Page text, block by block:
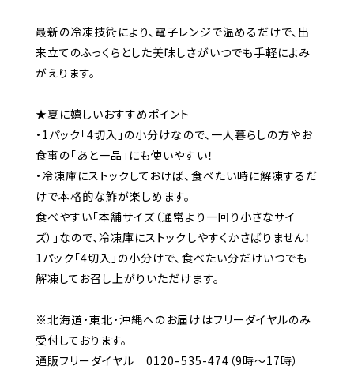
最新の冷凍技術により、電子レンジで温めるだけで、出
来立てのふっくらとした美味しさがいつでも手軽によみ
がえります。
★夏に嬉しいおすすめポイント
・1パック「4切入」の小分けなので、一人暮らしの方やお
食事の「あと一品」にも使いやすい！
・冷凍庫にストックしておけば、食べたい時に解凍するだ
けで本格的な鮓が楽しめます。
食べやすい「本舗サイズ（通常より一回り小さなサイ
ズ）」なので、冷凍庫にストックしやすくかさばりません！
1パック「4切入」の小分けで、食べたい分だけいつでも
解凍してお召し上がりいただけます。
※北海道・東北・沖縄へのお届けはフリーダイヤルのみ
受付しております。
通販フリーダイヤル 0120-535-474（9時〜17時）